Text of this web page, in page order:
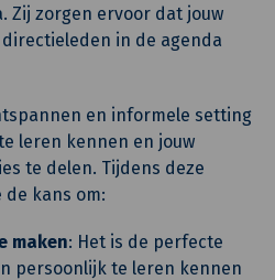
Zij zorgen ervoor dat jouw
in de agenda
en informele setting
leren kennen en jouw
te delen. Tijdens deze
kans om:
maken: Het is de perfecte
persoonlijk te leren kennen